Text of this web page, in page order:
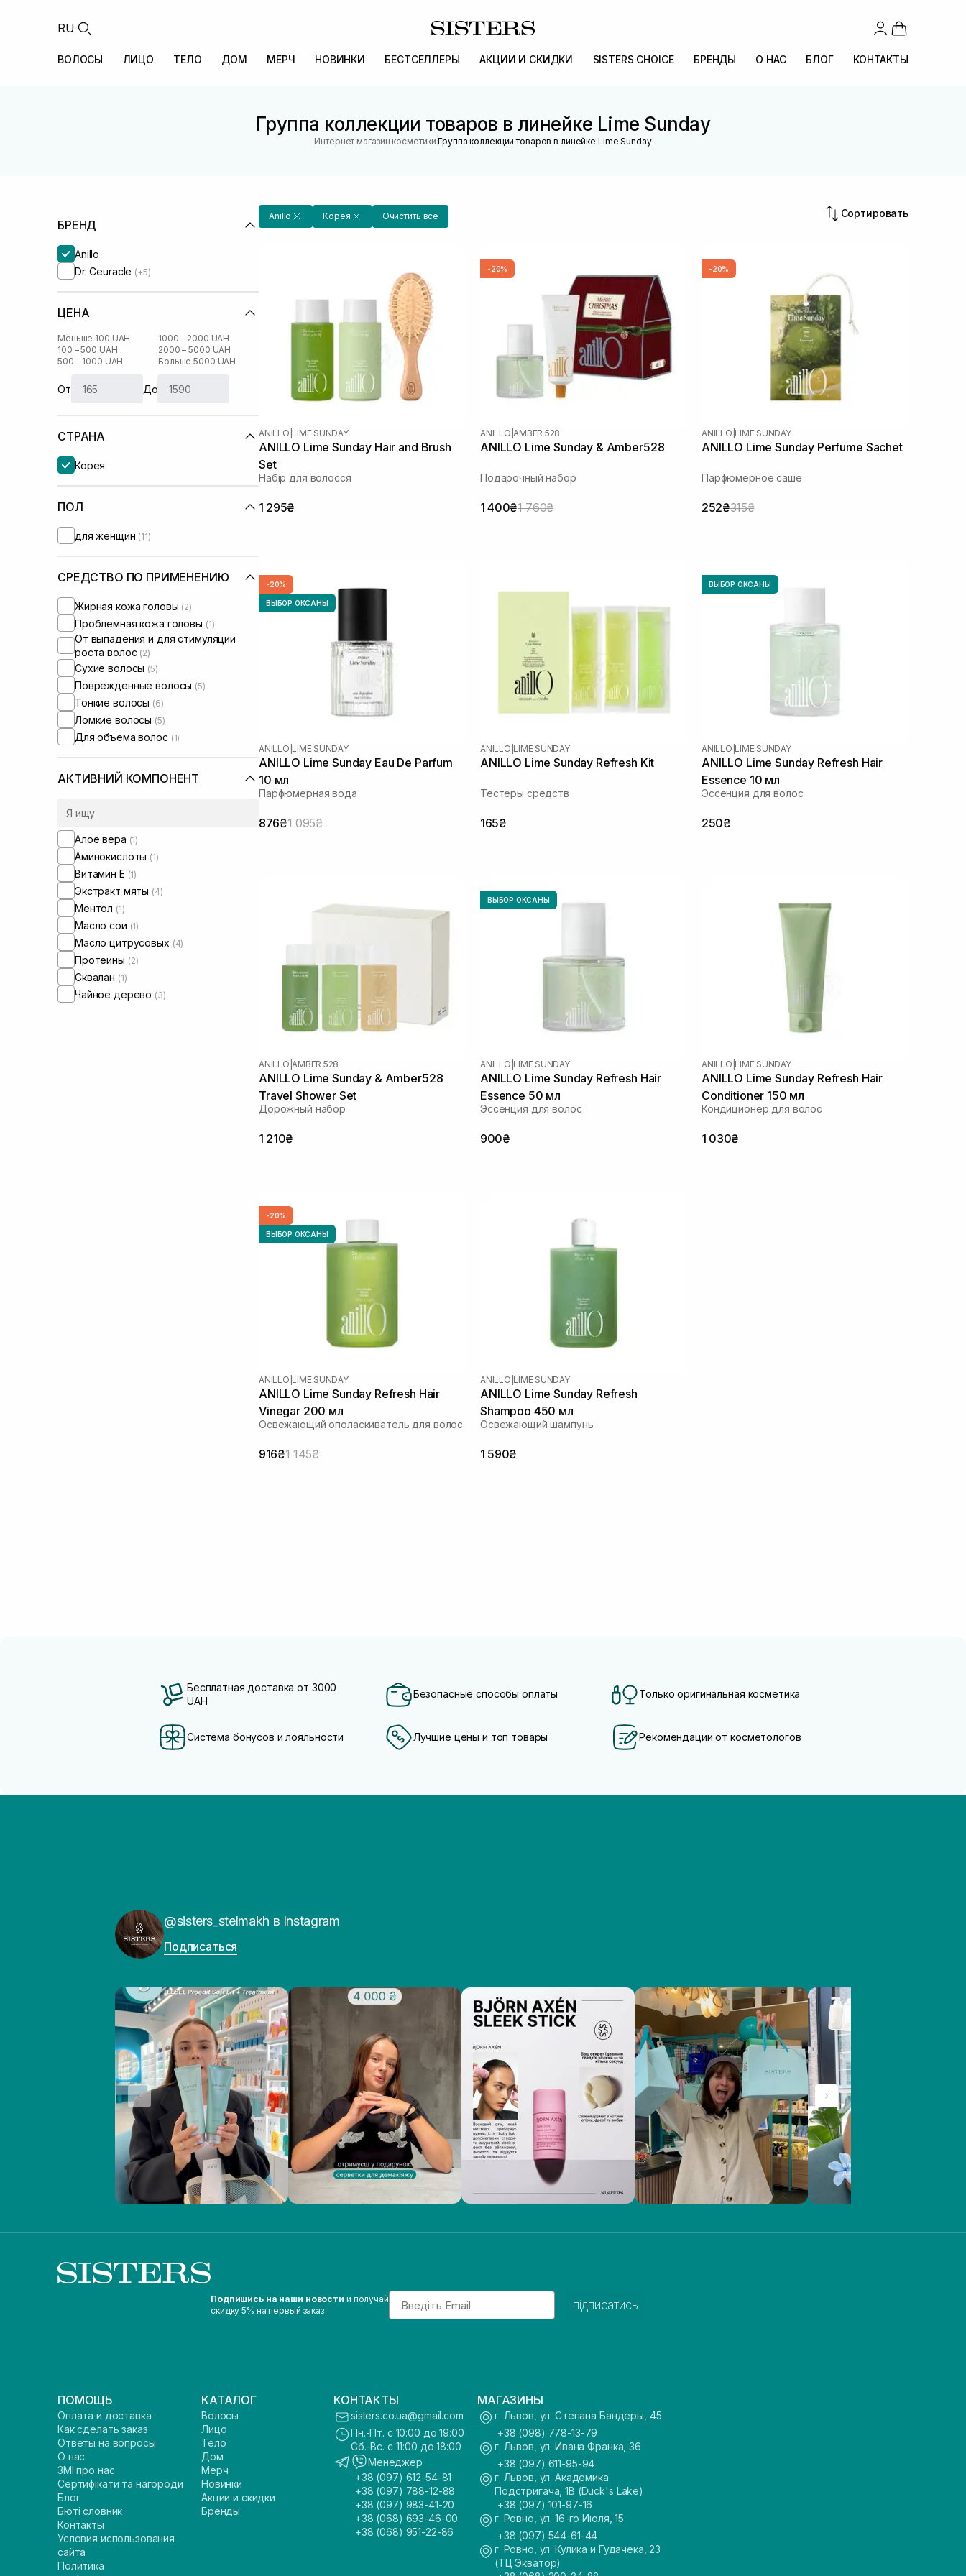
RU
ВОЛОСЫ ЛИЦО ТЕЛО ДОМ МЕРЧ НОВИНКИ БЕСТСЕЛЛЕРЫ АКЦИИ И СКИДКИ SISTERS CHOICE БРЕНДЫ О НАС БЛОГ КОНТАКТЫ
Группа коллекции товаров в линейке Lime Sunday
Интернет магазин косметики |Группа коллекции товаров в линейке Lime Sunday
БРЕНД
Anillo
Dr. Ceuracle (+5)
ЦЕНА
Меньше 100 UAH
100 – 500 UAH
500 – 1000 UAH
1000 – 2000 UAH
2000 – 5000 UAH
Больше 5000 UAH
От До
СТРАНА
Корея
ПОЛ
для женщин (11)
СРЕДСТВО ПО ПРИМЕНЕНИЮ
Жирная кожа головы (2)
Проблемная кожа головы (1)
От выпадения и для стимуляции
роста волос (2)
Сухие волосы (5)
Поврежденные волосы (5)
Тонкие волосы (6)
Ломкие волосы (5)
Для объема волос (1)
АКТИВНИЙ КОМПОНЕНТ
Алое вера (1)
Аминокислоты (1)
Витамин Е (1)
Экстракт мяты (4)
Ментол (1)
Масло сои (1)
Масло цитрусовых (4)
Протеины (2)
Сквалан (1)
Чайное дерево (3)
Anillo Корея Очистить все Сортировать
ANILLO LIME SUNDAY
ANILLO Lime Sunday Hair and Brush
Set
Набір для волосся
1 295₴
-20%
ANILLO AMBER 528
ANILLO Lime Sunday & Amber528
Подарочный набор
1 400₴1 760₴
-20%
ANILLO LIME SUNDAY
ANILLO Lime Sunday Perfume Sachet
Парфюмерное саше
252₴315₴
-20%
ВЫБОР ОКСАНЫ
ANILLO LIME SUNDAY
ANILLO Lime Sunday Eau De Parfum
10 мл
Парфюмерная вода
876₴1 095₴
ANILLO LIME SUNDAY
ANILLO Lime Sunday Refresh Kit
Тестеры средств
165₴
ВЫБОР ОКСАНЫ
ANILLO LIME SUNDAY
ANILLO Lime Sunday Refresh Hair
Essence 10 мл
Эссенция для волос
250₴
ANILLO AMBER 528
ANILLO Lime Sunday & Amber528
Travel Shower Set
Дорожный набор
1 210₴
ВЫБОР ОКСАНЫ
ANILLO LIME SUNDAY
ANILLO Lime Sunday Refresh Hair
Essence 50 мл
Эссенция для волос
900₴
ANILLO LIME SUNDAY
ANILLO Lime Sunday Refresh Hair
Conditioner 150 мл
Кондиционер для волос
1 030₴
-20%
ВЫБОР ОКСАНЫ
ANILLO LIME SUNDAY
ANILLO Lime Sunday Refresh Hair
Vinegar 200 мл
Освежающий ополаскиватель для волос
916₴1 145₴
ANILLO LIME SUNDAY
ANILLO Lime Sunday Refresh
Shampoo 450 мл
Освежающий шампунь
1 590₴
Бесплатная доставка от 3000
UAH
Безопасные способы оплаты Только оригинальная косметика
Система бонусов и лояльности Лучшие цены и топ товары Рекомендации от косметологов
@sisters_stelmakh в Instagram
Подписаться
Подпишись на наши новости и получай
скидку 5% на первый заказ
Email
підписатись
ПОМОЩЬ
Оплата и доставка
Как сделать заказ
Ответы на вопросы
О нас
ЗМІ про нас
Сертифікати та нагороди
Блог
Бюті словник
Контакты
Условия использования
сайта
Политика
КАТАЛОГ
Волосы
Лицо
Тело
Дом
Мерч
Новинки
Акции и скидки
Бренды
КОНТАКТЫ
sisters.co.ua@gmail.com
Пн.-Пт. с 10:00 до 19:00
Сб.-Вс. с 11:00 до 18:00
Менеджер
+38 (097) 612-54-81
+38 (097) 788-12-88
+38 (097) 983-41-20
+38 (068) 693-46-00
+38 (068) 951-22-86
МАГАЗИНЫ
г. Львов, ул. Степана Бандеры, 45
+38 (098) 778-13-79
г. Львов, ул. Ивана Франка, 36
+38 (097) 611-95-94
г. Львов, ул. Академика
Подстригача, 1В (Duck's Lake)
+38 (097) 101-97-16
г. Ровно, ул. 16-го Июля, 15
+38 (097) 544-61-44
г. Ровно, ул. Кулика и Гудачека, 23
(ТЦ Экватор)